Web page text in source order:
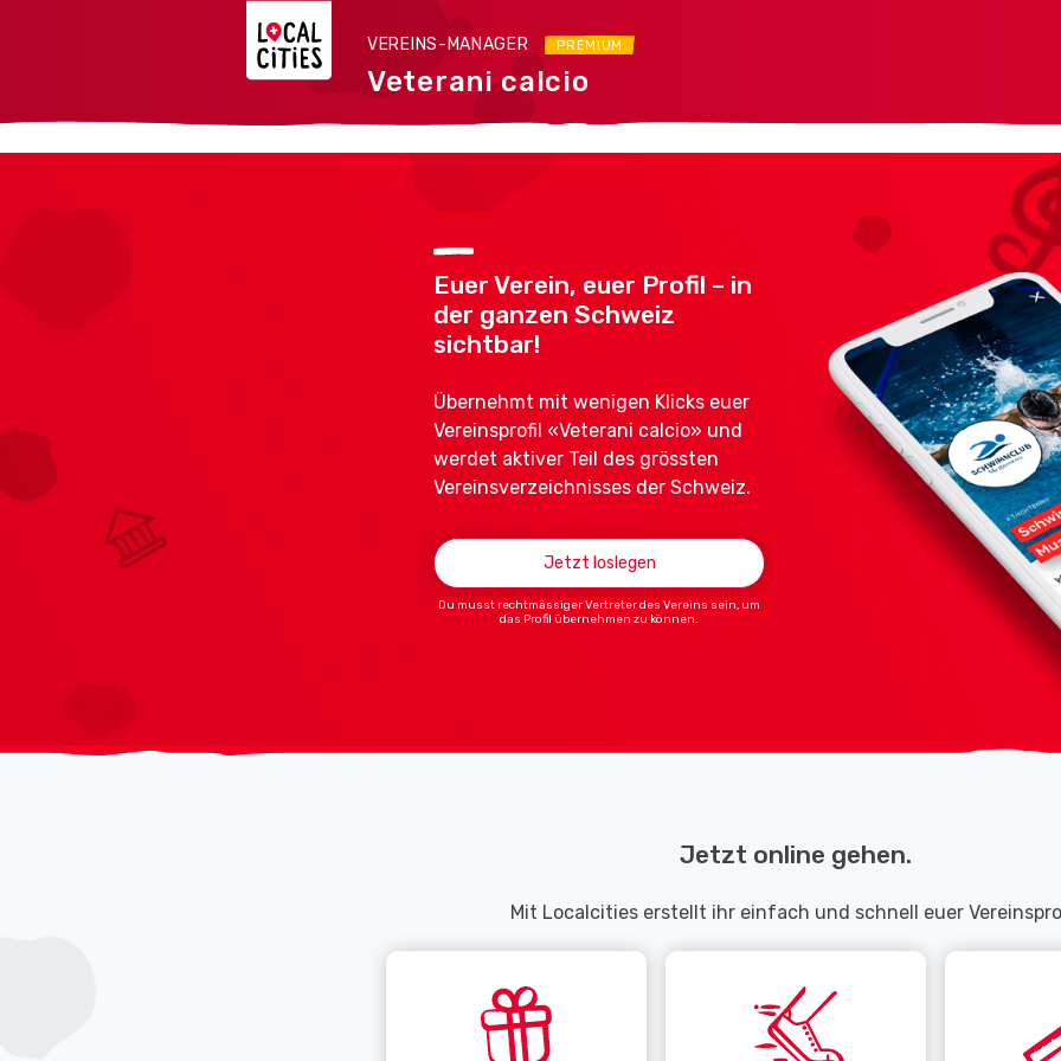
VEREINS-MANAGER PREMIUM
Veterani calcio
Euer Verein, euer Profil – in
der ganzen Schweiz
sichtbar!
Übernehmt mit wenigen Klicks euer
Vereinsprofil «Veterani calcio» und
werdet aktiver Teil des grössten
Vereinsverzeichnisses der Schweiz.
Jetzt loslegen
Du musst rechtmässiger Vertreter des Vereins sein, um
das Profil übernehmen zu können.
Jetzt online gehen.
Mit Localcities erstellt ihr einfach und schnell euer